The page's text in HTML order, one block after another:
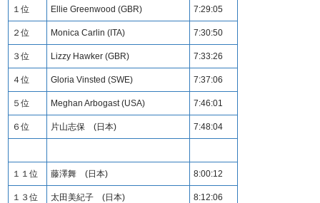
１位 Ellie Greenwood (GBR) 7:29:05
２位 Monica Carlin (ITA) 7:30:50
３位 Lizzy Hawker (GBR) 7:33:26
４位 Gloria Vinsted (SWE) 7:37:06
５位 Meghan Arbogast (USA) 7:46:01
６位 片山志保 (日本) 7:48:04
１１位 藤澤舞 (日本) 8:00:12
１３位 太田美紀子 (日本) 8:12:06